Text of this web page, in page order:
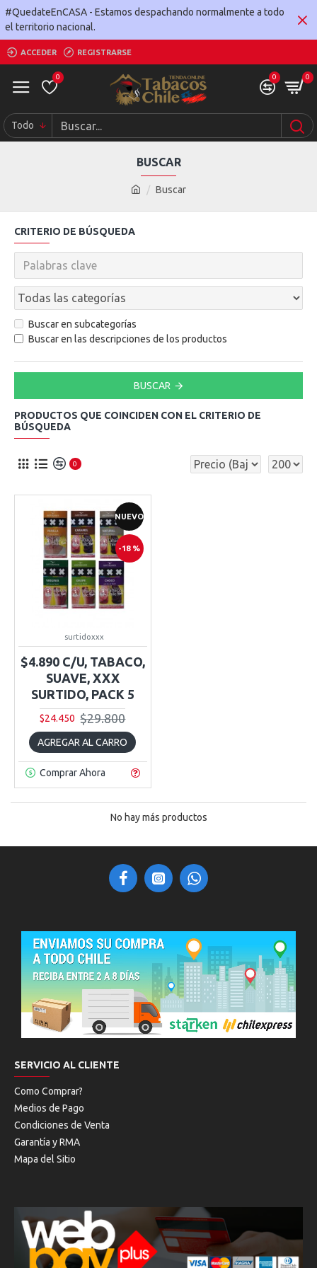
#QuedateEnCASA - Estamos despachando normalmente a todo
el territorio nacional.
ACCEDER REGISTRARSE
0 0 0
Todo
Buscar
BUSCAR
CRITERIO DE BÚSQUEDA
Buscar en subcategorías
Buscar en las descripciones de los productos
BUSCAR
PRODUCTOS QUE COINCIDEN CON EL CRITERIO DE
BÚSQUEDA
0
NUEVO
-18 %
surtidoxxx
$4.890 C/U, TABACO,
SUAVE, XXX
SURTIDO, PACK 5
$24.450 $29.800
AGREGAR AL CARRO
Comprar Ahora
No hay más productos
SERVICIO AL CLIENTE
Como Comprar?
Medios de Pago
Condiciones de Venta
Garantía y RMA
Mapa del Sitio